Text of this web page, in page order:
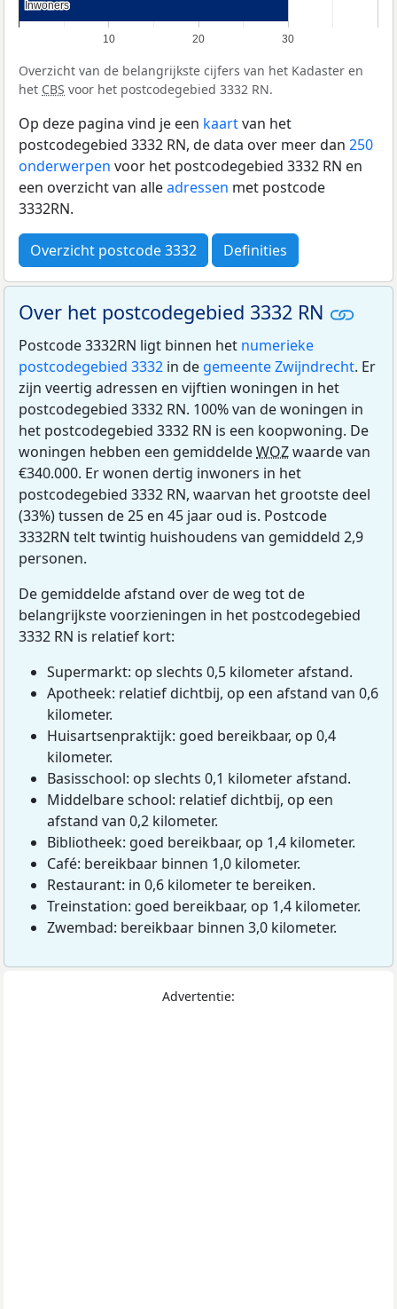
10 20 30
Inwoners
Inwoners
Overzicht van de belangrijkste cijfers van het Kadaster en
het CBS voor het postcodegebied 3332 RN.
Op deze pagina vind je een kaartvan het
postcodegebied 3332 RN, de data over meer dan 250
onderwerpen voor het postcodegebied 3332 RN en
een overzicht van alleadressen met postcode
3332RN.
Overzicht postcode 3332 Definities
Over het postcodegebied 3332 RN
Postcode 3332RN ligt binnen het numerieke
postcodegebied 3332 in de gemeente Zwijndrecht. Er
zijn veertig adressen en vijftien woningen in het
postcodegebied 3332 RN. 100% van de woningen in
het postcodegebied 3332 RN is een koopwoning. De
woningen hebben een gemiddeldeWOZwaarde van
€340.000. Er wonen dertig inwoners in het
postcodegebied 3332 RN, waarvan het grootste deel
(33%) tussen de 25 en 45 jaar oud is. Postcode
3332RN telt twintig huishoudens van gemiddeld 2,9
personen.
De gemiddelde afstand over de weg tot de
belangrijkste voorzieningen in het postcodegebied
3332 RN is relatief kort:
Supermarkt: op slechts 0,5 kilometer afstand.
Apotheek: relatief dichtbij, op een afstand van 0,6
kilometer.
Huisartsenpraktijk: goed bereikbaar, op 0,4
kilometer.
Basisschool: op slechts 0,1 kilometer afstand.
Middelbare school: relatief dichtbij, op een
afstand van 0,2 kilometer.
Bibliotheek: goed bereikbaar, op 1,4 kilometer.
Café: bereikbaar binnen 1,0 kilometer.
Restaurant: in 0,6 kilometer te bereiken.
Treinstation: goed bereikbaar, op 1,4 kilometer.
Zwembad: bereikbaar binnen 3,0 kilometer.
Advertentie: